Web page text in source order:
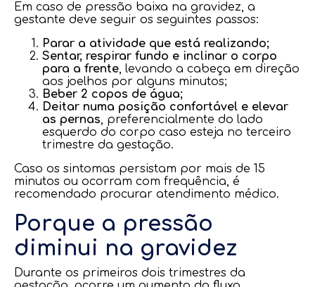
Em caso de pressão baixa na gravidez, a
gestante deve seguir os seguintes passos:
Parar a atividade que está realizando;
Sentar, respirar fundo e inclinar o corpo
para a frente, levando a cabeça em direção
aos joelhos por alguns minutos;
Beber 2 copos de água;
Deitar numa posição confortável e elevar
as pernas, preferencialmente do lado
esquerdo do corpo caso esteja no terceiro
trimestre da gestação.
Caso os sintomas persistam por mais de 15
minutos ou ocorram com frequência, é
recomendado procurar atendimento médico.
Porque a pressão
diminui na gravidez
Durante os primeiros dois trimestres da